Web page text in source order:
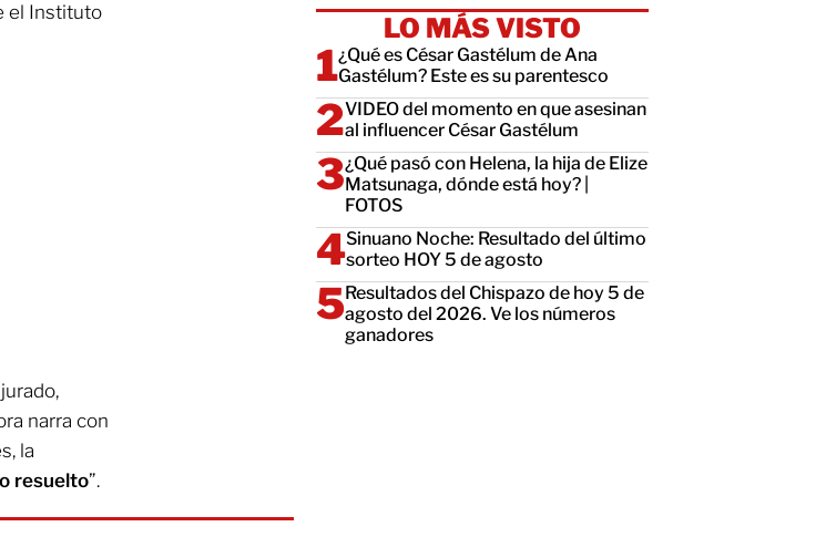
el Instituto
narra con
la
resuelto”.
LO MÁS VISTO
¿Qué es César Gastélum de Ana
Gastélum? Este es su parentesco
VIDEO del momento en que asesinan
al influencer César Gastélum
¿Qué pasó con Helena, la hija de Elize
Matsunaga, dónde está hoy? |
FOTOS
Sinuano Noche: Resultado del último
sorteo HOY 5 de agosto
Resultados del Chispazo de hoy 5 de
agosto del 2026. Ve los números
ganadores